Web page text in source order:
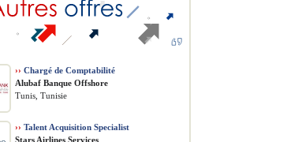
›› Chargé de Comptabilité
Alubaf Banque Offshore
Tunis, Tunisie
›› Talent Acquisition Specialist
Stars Airlines Services